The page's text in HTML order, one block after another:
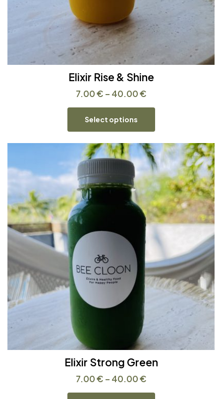
Elixir Rise & Shine
7.00€ – 40.00€
Select options
Elixir Strong Green
7.00€ – 40.00€